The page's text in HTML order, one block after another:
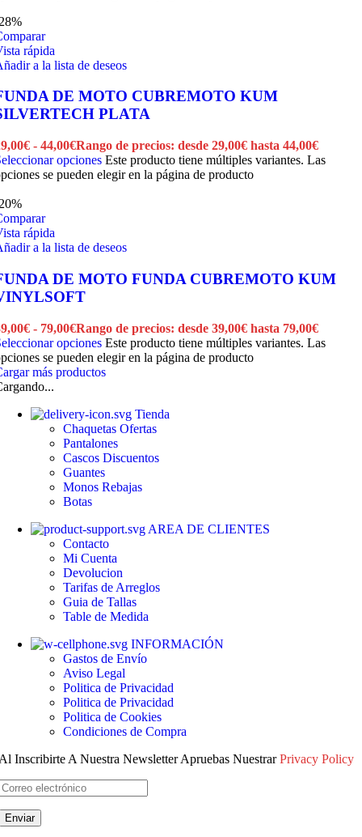
rápida
a la lista de deseos
DE MOTO CUBREMOTO KUM
PLATA
€ - 44,00€Rango de precios: desde 29,00€ hasta 44,00€
opciones Este producto tiene múltiples variantes. Las
se pueden elegir en la página de producto
rápida
a la lista de deseos
DE MOTO FUNDA CUBREMOTO KUM
€ - 79,00€Rango de precios: desde 39,00€ hasta 79,00€
opciones Este producto tiene múltiples variantes. Las
se pueden elegir en la página de producto
más productos
Tienda
Chaquetas Ofertas
Pantalones
Cascos Discuentos
Guantes
Monos Rebajas
Botas
AREA DE CLIENTES
Contacto
Mi Cuenta
Devolucion
Tarifas de Arreglos
Guia de Tallas
Table de Medida
INFORMACIÓN
Gastos de Envío
Aviso Legal
Politica de Privacidad
Politica de Privacidad
Politica de Cookies
Condiciones de Compra
Inscribirte A Nuestra Newsletter Apruebas NuestrarPrivacy Policy